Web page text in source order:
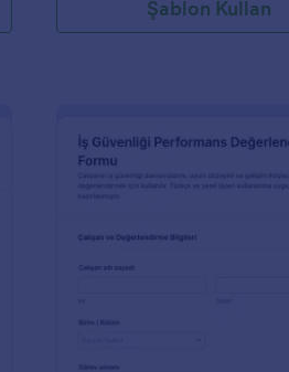
Şablon Kullan